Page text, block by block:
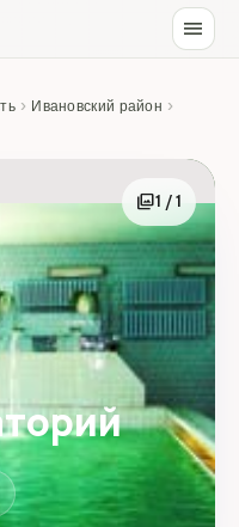
menu
› Ивановский район ›
photo_library1 / 1